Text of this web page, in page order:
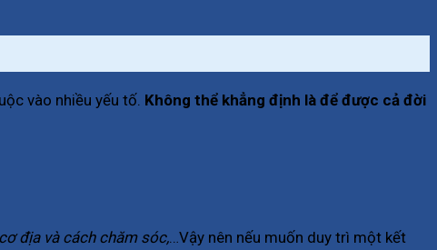
vào nhiều yếu tố. Không thể khẳng định là để được cả đời
địa và cách chăm sóc,…Vậy nên nếu muốn duy trì một kết